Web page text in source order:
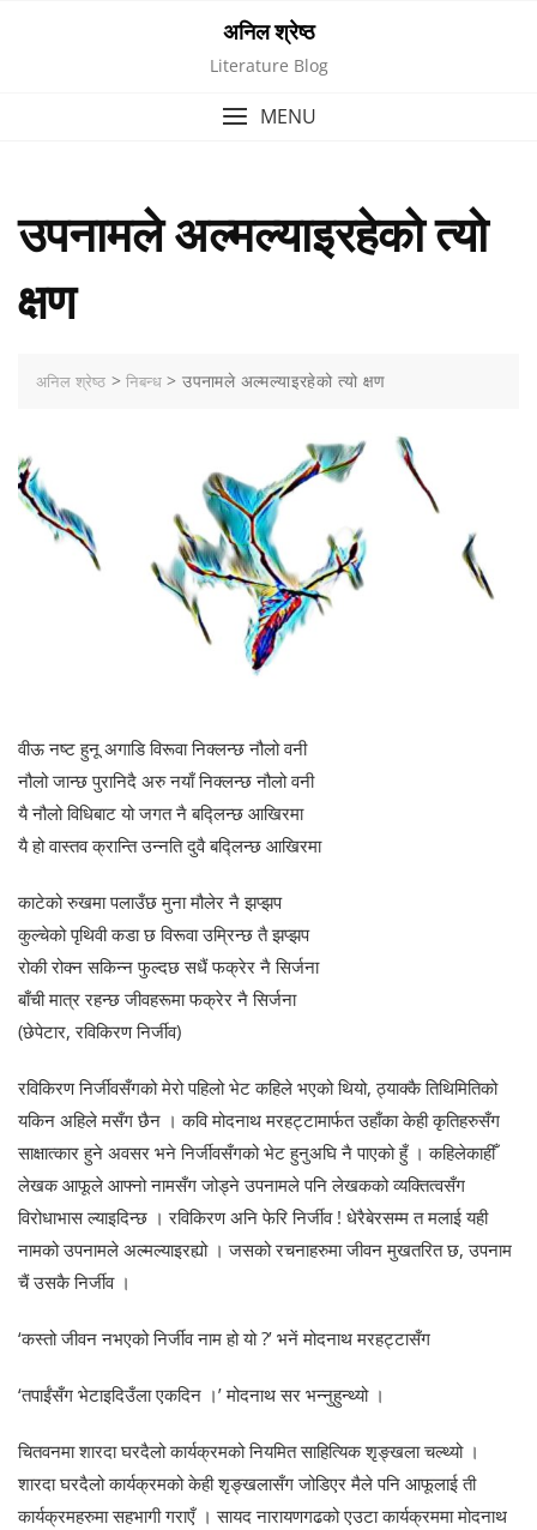
अनिल श्रेष्ठ
Literature Blog
MENU
उपनामले अल्मल्याइरहेको त्यो
क्षण
अनिल श्रेष्ठ >निबन्ध >उपनामले अल्मल्याइरहेको त्यो क्षण
वीऊ नष्ट हुनू अगाडि विरूवा निक्लन्छ नौलो वनी
नौलो जान्छ पुरानिदै अरु नयाँ निक्लन्छ नौलो वनी
यै नौलो विधिबाट यो जगत नै बद्लिन्छ आखिरमा
यै हो वास्तव क्रान्ति उन्नति दुवै बद्लिन्छ आखिरमा
काटेको रुखमा पलाउँछ मुना मौलेर नै झप्झप
कुल्चेको पृथिवी कडा छ विरूवा उम्रिन्छ तै झप्झप
रोकी रोक्न सकिन्न फुल्दछ सधैं फक्रेर नै सिर्जना
बाँची मात्र रहन्छ जीवहरूमा फक्रेर नै सिर्जना
(छेपेटार, रविकिरण निर्जीव)
रविकिरण निर्जीवसँगको मेरो पहिलो भेट कहिले भएको थियो, ठ्याक्कै तिथिमितिको
यकिन अहिले मसँग छैन । कवि मोदनाथ मरहट्टामार्फत उहाँका केही कृतिहरुसँग
साक्षात्कार हुने अवसर भने निर्जीवसँगको भेट हुनुअघि नै पाएको हुँ । कहिलेकाहीँ
लेखक आफूले आफ्नो नामसँग जोड्ने उपनामले पनि लेखकको व्यक्तित्वसँग
विरोधाभास ल्याइदिन्छ । रविकिरण अनि फेरि निर्जीव ! धेरैबेरसम्म त मलाई यही
नामको उपनामले अल्मल्याइरह्यो । जसको रचनाहरुमा जीवन मुखतरित छ, उपनाम
चैं उसकै निर्जीव ।
‘कस्तो जीवन नभएको निर्जीव नाम हो यो ?’ भनें मोदनाथ मरहट्टासँग
‘तपाईंसँग भेटाइदिउँला एकदिन ।’ मोदनाथ सर भन्नुहुन्थ्यो ।
चितवनमा शारदा घरदैलो कार्यक्रमको नियमित साहित्यिक शृङ्खला चल्थ्यो ।
शारदा घरदैलो कार्यक्रमको केही शृङ्खलासँग जोडिएर मैले पनि आफूलाई ती
कार्यक्रमहरुमा सहभागी गराएँ । सायद नारायणगढको एउटा कार्यक्रममा मोदनाथ